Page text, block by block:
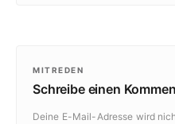
MITREDEN
Schreibe einen
Deine E-Mail-Adresse wird